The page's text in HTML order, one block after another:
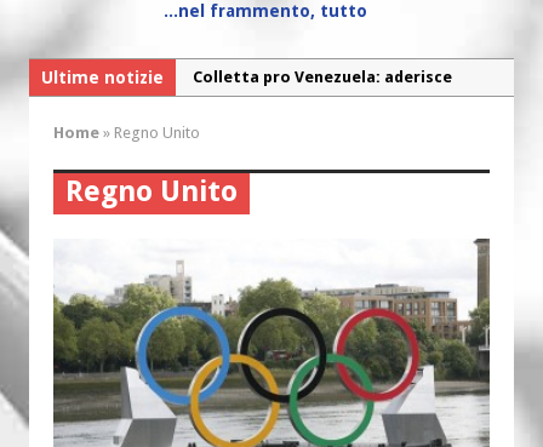
...nel frammento, tutto
Ultime notizie
Colletta pro Venezuela: aderisce
Fine vita: la Chiesa Cattolica inglese si
mobilita contro il suicidio assistito
Torna la festa della Madonnina a
Montesilvano: “Tanta la devozione”
Torna la festa di Sant’Andrea:
“Chiediamogli di legarci al bene”
“Chiediamo al Signore di capire ciò che
è buono, giusto e santo per la nostra
vita”
Home » Regno Unito
Regno Unito